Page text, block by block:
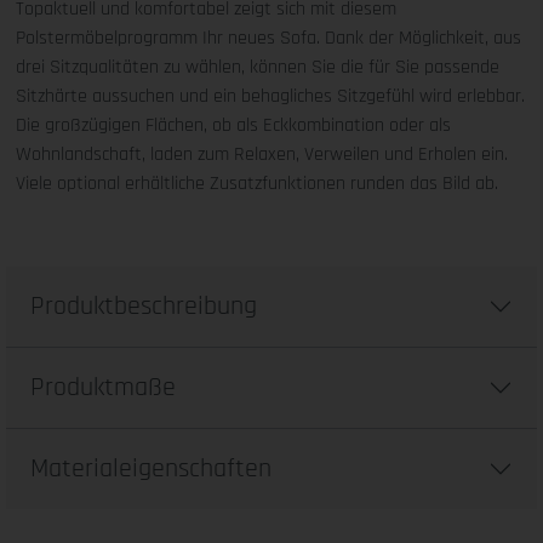
Topaktuell und komfortabel zeigt sich mit diesem
Polstermöbelprogramm Ihr neues Sofa. Dank der Möglichkeit, aus
drei Sitzqualitäten zu wählen, können Sie die für Sie passende
Sitzhärte aussuchen und ein behagliches Sitzgefühl wird erlebbar.
Die großzügigen Flächen, ob als Eckkombination oder als
Wohnlandschaft, laden zum Relaxen, Verweilen und Erholen ein.
Viele optional erhältliche Zusatzfunktionen runden das Bild ab.
Produktbeschreibung
Produktmaße
Materialeigenschaften